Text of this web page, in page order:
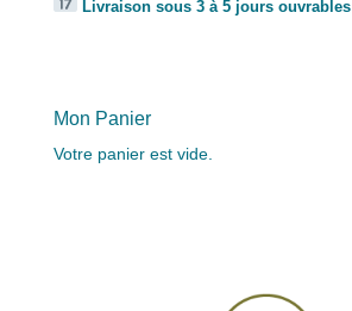
Livraison sous 3 à 5 jours ouvrables
Mon Panier
Votre panier est vide.